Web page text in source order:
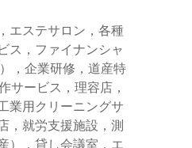
エステサロン，各種
ス，ファイナンシャ
，企業研修，道産特
サービス，理容店，
業用クリーニングサ
，就労支援施設，測
），貸し会議室，エ